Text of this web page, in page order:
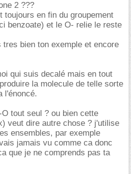
2 ???
toujours en fin du groupement
benzoate) et le O- relie le reste
tres bien ton exemple et encore
qui suis decalé mais en tout
la molecule de telle sorte
l'énoncé.
tout seul ? ou bien cette
veut dire autre chose ? j'utilise
ensembles, par exemple
jamais vu comme ca donc
que je ne comprends pas ta